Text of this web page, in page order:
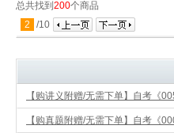
总共找到 200个商品
2
/10
【购讲义附赠/无需下单】自考《
【购真题附赠/无需下单】自考《